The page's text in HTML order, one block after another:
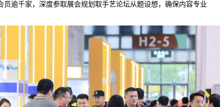
逾千家，深度参取展会规划取手艺论坛从题设想，确保内容专业